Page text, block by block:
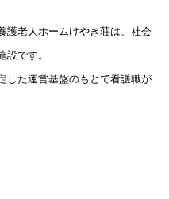
護老人ホームけやき荘は、社会
です。
した運営基盤のもとで看護職が